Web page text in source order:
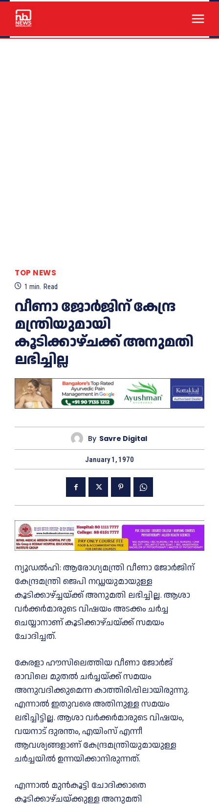
TOP NEWS
1 min. Read
വീണാ ജോര്‍ജിന് കേന്ദ്ര
മന്ത്രിയുമായി
കൂടിക്കാഴ്ചക്ക് അനുമതി
ലഭിച്ചില്ല
By Savre Digital
January 1, 1970
ന്യൂഡൽഹി: ആരോഗ്യമന്ത്രി വീണാ ജോർജിന്
കേന്ദ്രമന്ത്രി ജെപി നഡ്ഡയുമായുള്ള
കൂടിക്കാഴ്ച്ചയ്ക്ക് അനുമതി ലഭിച്ചില്ല. ആശാ
വർക്കർമാരുടെ വിഷയം അടക്കം ചർച്ച
ചെയ്യാനാണ് കൂടിക്കാഴ്ചയ്ക്ക് സമയം
ചോദിച്ചത്.
കേരളാ ഹൗസിലെത്തിയ വീണാ ജോർജ്
രാവിലെ മുതൽ ചർച്ചയ്ക്ക് സമയം
അനുവദിക്കുമെന്ന കാത്തിരിപ്പിലായിരുന്നു.
എന്നാൽ ഇതുവരെ അതിനുള്ള സമയം
ലഭിച്ചിട്ടില്ല. ആശാ വർക്കർമാരുടെ വിഷയം,
വയനാട് ദുരന്തം, എയിംസ് എന്നീ
ആവശ്യങ്ങളാണ് കേന്ദ്രമന്ത്രിയുമായുള്ള
ചർച്ചയിൽ ഉന്നയിക്കാനിരുന്നത്.
എന്നാൽ മുൻകൂട്ടി ചോദിക്കാതെ
കൂടിക്കാഴ്ചയ്ക്കുള്ള അനുമതി